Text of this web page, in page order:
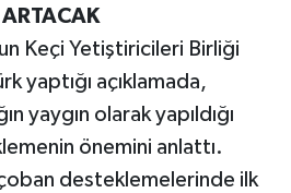
Keçi Yetiştiricileri Birliği
yaptığı açıklamada,
yaygın olarak yapıldığı
önemini anlattı.
desteklemelerinde ilk